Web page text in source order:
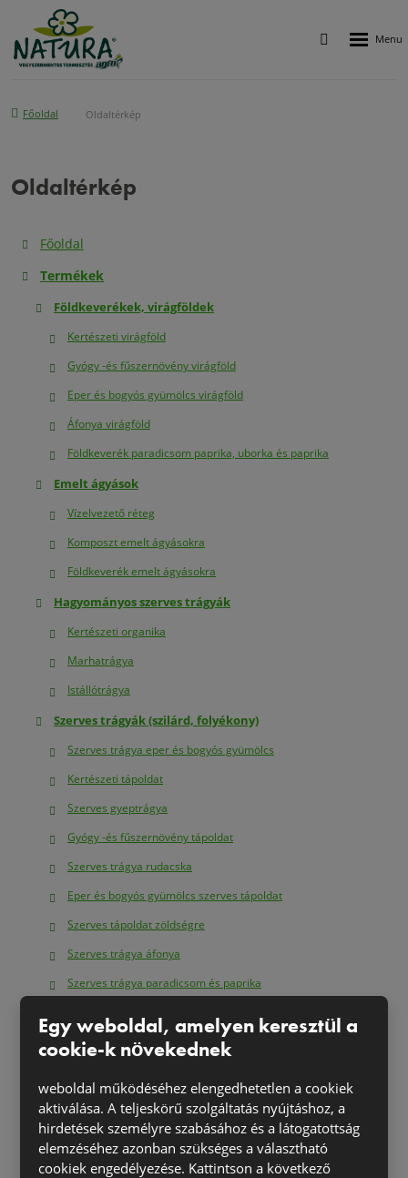
Vyhledávání
Főoldal Oldaltérkép
Oldaltérkép
Főoldal
Termékek
Földkeverékek, virágföldek
Kertészeti virágföld
Gyógy -és fűszernövény virágföld
Eper és bogyós gyümölcs virágföld
Áfonya virágföld
Földkeverék paradicsom paprika, uborka és paprika
Emelt ágyások
Vízelvezető réteg
Komposzt emelt ágyásokra
Földkeverék emelt ágyásokra
Hagyományos szerves trágyák
Kertészeti organika
Marhatrágya
Istállótrágya
Szerves trágyák (szilárd, folyékony)
Szerves trágya eper és bogyós gyümölcs
Kertészeti tápoldat
Szerves gyeptrágya
Gyógy -és fűszernövény tápoldat
Szerves trágya rudacska
Eper és bogyós gyümölcs szerves tápoldat
Szerves tápoldat zöldségre
Szerves trágya áfonya
Szerves trágya paradicsom és paprika
Növényvédelem
Gyógynövénykeverék átkákra
Gyógynövénykeverék penész ellen
Fűmagkeverék
Egy weboldal, amelyen keresztül a
cookie-k növekednek
weboldal működéséhez elengedhetetlen a cookiek
aktiválása. A teljeskörű szolgáltatás nyújtáshoz, a
hirdetések személyre szabásához és a látogatottság
elemzéséhez azonban szükséges a választható
cookiek engedélyezése. Kattintson a következő